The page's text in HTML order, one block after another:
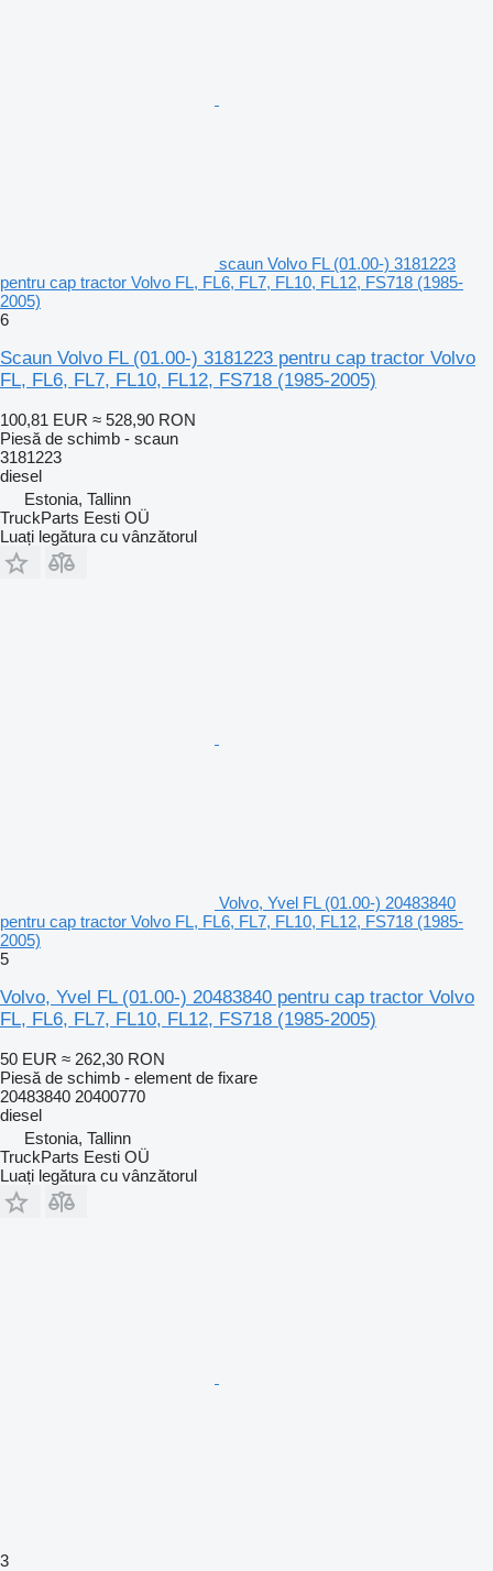
scaun Volvo FL (01.00-) 3181223
pentru cap tractor Volvo FL, FL6, FL7, FL10, FL12, FS718 (1985-
2005)
6
Scaun Volvo FL (01.00-) 3181223 pentru cap tractor Volvo
FL, FL6, FL7, FL10, FL12, FS718 (1985-2005)
100,81 EUR ≈ 528,90 RON
Piesă de schimb - scaun
3181223
diesel
Estonia, Tallinn
TruckParts Eesti OÜ
Luați legătura cu vânzătorul
Volvo, Yvel FL (01.00-) 20483840
pentru cap tractor Volvo FL, FL6, FL7, FL10, FL12, FS718 (1985-
2005)
5
Volvo, Yvel FL (01.00-) 20483840 pentru cap tractor Volvo
FL, FL6, FL7, FL10, FL12, FS718 (1985-2005)
50 EUR ≈ 262,30 RON
Piesă de schimb - element de fixare
20483840 20400770
diesel
Estonia, Tallinn
TruckParts Eesti OÜ
Luați legătura cu vânzătorul
3